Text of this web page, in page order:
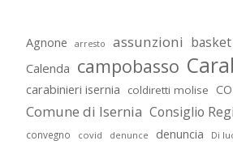
Agnone arresto assunzioni basket
Calenda campobasso
carabinieri isernia coldiretti molise
Comune di Isernia Consiglio
convegno covid denunce denuncia Di